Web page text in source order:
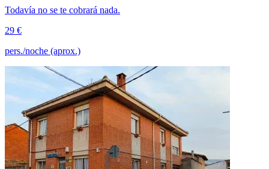
Todavía no se te cobrará nada.
29 €
pers./noche (aprox.)